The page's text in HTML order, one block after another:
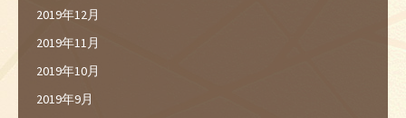
2019年12月
2019年11月
2019年10月
2019年9月